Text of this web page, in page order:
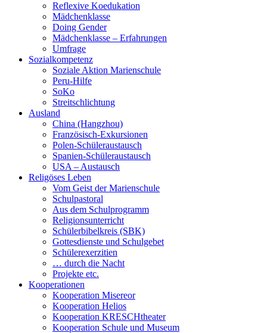
Reflexive Koedukation
Mädchenklasse
Doing Gender
Mädchenklasse – Erfahrungen
Umfrage
Sozialkompetenz
Soziale Aktion Marienschule
Peru-Hilfe
SoKo
Streitschlichtung
Ausland
China (Hangzhou)
Französisch-Exkursionen
Polen-Schüleraustausch
Spanien-Schüleraustausch
USA – Austausch
Religöses Leben
Vom Geist der Marienschule
Schulpastoral
Aus dem Schulprogramm
Religionsunterricht
Schülerbibelkreis (SBK)
Gottesdienste und Schulgebet
Schülerexerzitien
… durch die Nacht
Projekte etc.
Kooperationen
Kooperation Misereor
Kooperation Helios
Kooperation KRESCHtheater
Kooperation Schule und Museum